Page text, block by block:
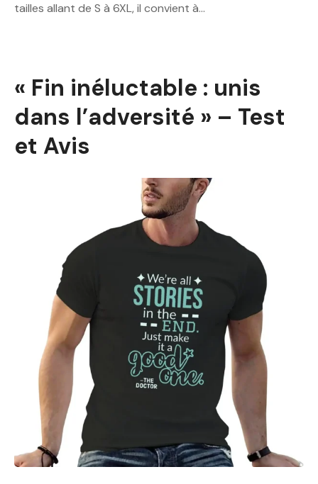
tailles allant de S à 6XL, il convient à…
« Fin inéluctable : unis
dans l’adversité » – Test
et Avis